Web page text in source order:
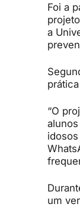
Foi a
a
“O
um